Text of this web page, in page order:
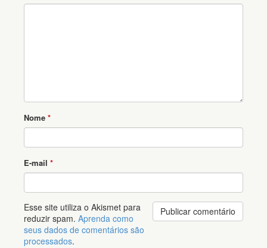
Nome *
E-mail *
Esse site utiliza o Akismet para
reduzir spam. Aprenda como
seus dados de comentários são
processados.